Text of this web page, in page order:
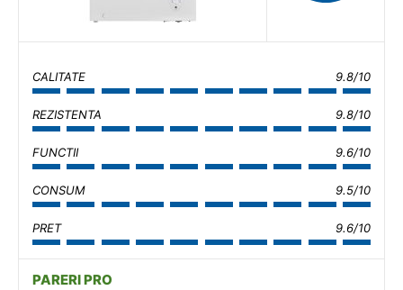
CALITATE 9.8/10
REZISTENTA 9.8/10
FUNCTII 9.6/10
CONSUM 9.5/10
PRET 9.6/10
PARERI PRO